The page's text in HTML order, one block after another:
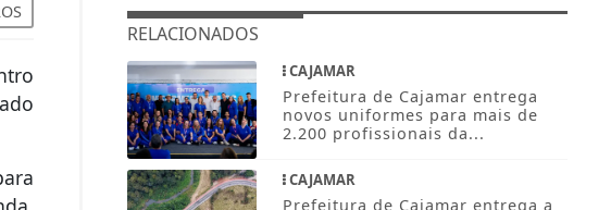
RELACIONADOS
CAJAMAR
Prefeitura de Cajamar entrega
novos uniformes para mais de
2.200 profissionais da...
CAJAMAR
Prefeitura de Cajamar entrega a